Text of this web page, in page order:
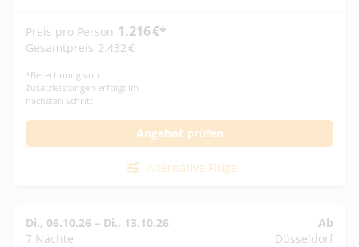
Preis pro Person 1.216€*
Gesamtpreis 2.432€
*Berechnung von
Zusatzleistungen erfolgt im
nächsten Schritt
Angebot prüfen
Alternative Flüge
Di., 06.10.26 – Di., 13.10.26
7 Nächte
Ab
Düsseldorf